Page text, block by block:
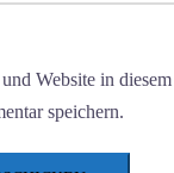
Website in
speichern.